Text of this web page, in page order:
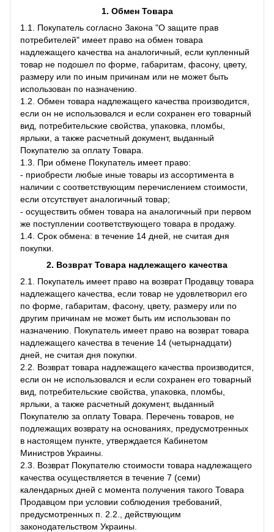
1. Обмен Товара
1.1. Покупатель согласно Закона "О защите прав
потребителей" имеет право на обмен товара
надлежащего качества на аналогичный, если купленный
товар не подошел по форме, габаритам, фасону, цвету,
размеру или по иным причинам или не может быть
использован по назначению.
1.2. Обмен товара надлежащего качества производится,
если он не использовался и если сохранен его товарный
вид, потребительские свойства, упаковка, пломбы,
ярлыки, а также расчетный документ, выданный
Покупателю за оплату Товара.
1.3. При обмене Покупатель имеет право:
- приобрести любые иные товары из ассортимента в
наличии с соответствующим перечислением стоимости,
если отсутствует аналогичный товар;
- осуществить обмен товара на аналогичный при первом
же поступлении соответствующего товара в продажу.
1.4. Срок обмена: в течение 14 дней, не считая дня
покупки.
2. Возврат Товара надлежащего качества
2.1. Покупатель имеет право на возврат Продавцу товара
надлежащего качества, если товар не удовлетворил его
по форме, габаритам, фасону, цвету, размеру или по
другим причинам не может быть им использован по
назначению. Покупатель имеет право на возврат товара
надлежащего качества в течение 14 (четырнадцати)
дней, не считая дня покупки.
2.2. Возврат товара надлежащего качества производится,
если он не использовался и если сохранен его товарный
вид, потребительские свойства, упаковка, пломбы,
ярлыки, а также расчетный документ, выданный
Покупателю за оплату Товара. Перечень товаров, не
подлежащих возврату на основаниях, предусмотренных
в настоящем пункте, утверждается Кабинетом
Министров Украины.
2.3. Возврат Покупателю стоимости товара надлежащего
качества осуществляется в течение 7 (семи)
календарных дней с момента получения такого Товара
Продавцом при условии соблюдения требований,
предусмотренных п. 2.2., действующим
законодательством Украины.